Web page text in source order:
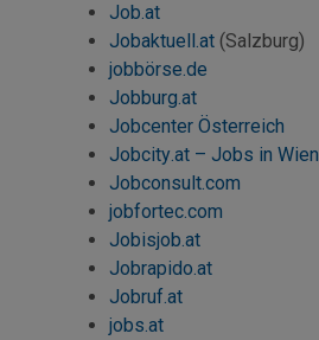
Job.at
Jobaktuell.at (Salzburg)
jobbörse.de
Jobburg.at
Jobcenter Österreich
Jobcity.at – Jobs in Wien
Jobconsult.com
jobfortec.com
Jobisjob.at
Jobrapido.at
Jobruf.at
jobs.at